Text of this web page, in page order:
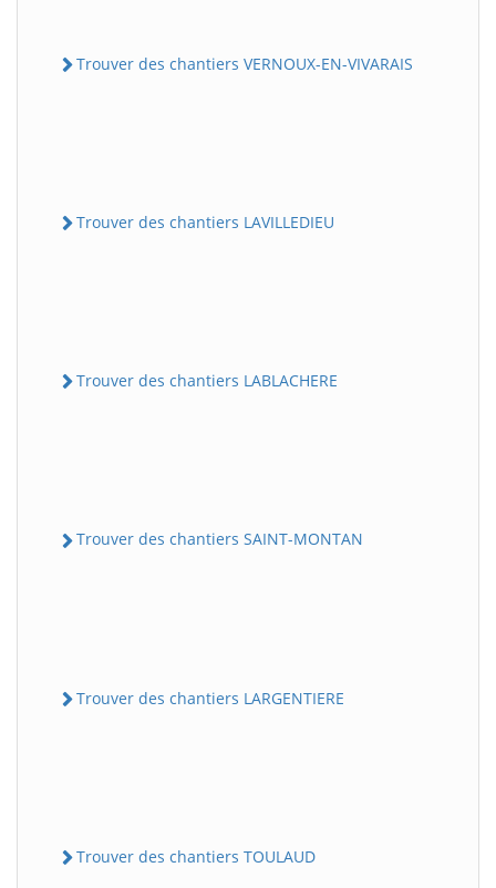
Trouver des chantiers VERNOUX-EN-VIVARAIS
Trouver des chantiers LAVILLEDIEU
Trouver des chantiers LABLACHERE
Trouver des chantiers SAINT-MONTAN
Trouver des chantiers LARGENTIERE
Trouver des chantiers TOULAUD